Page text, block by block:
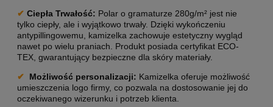
✔ Ciepła Trwałość: Polar o gramaturze 280g/m² jest nie
tylko ciepły, ale i wyjątkowo trwały. Dzięki wykończeniu
antypillingowemu, kamizelka zachowuje estetyczny wygląd
nawet po wielu praniach. Produkt posiada certyfikat ECO-
TEX, gwarantujący bezpieczne dla skóry materiały.
✔
Możliwość personalizacji: Kamizelka oferuje możliwość
umieszczenia logo firmy, co pozwala na dostosowanie jej do
oczekiwanego wizerunku i potrzeb klienta.